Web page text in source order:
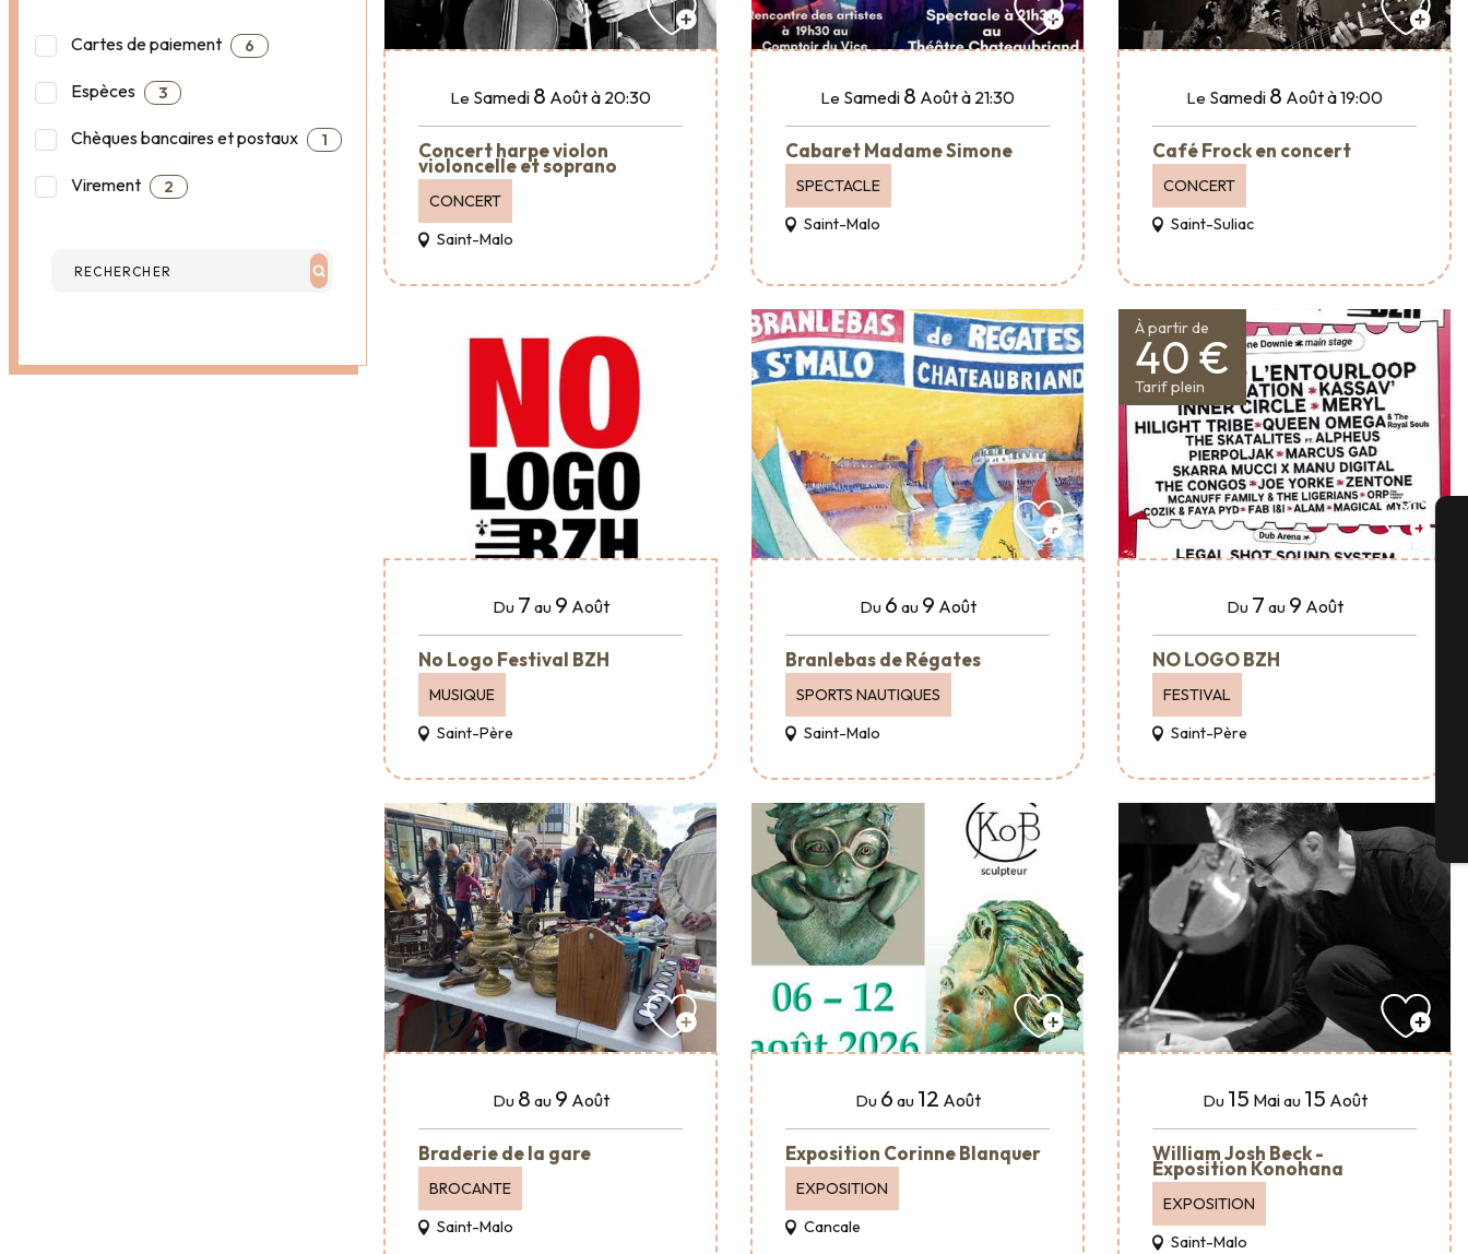
Cartes de paiement 6
Espèces 3
Chèques bancaires et postaux 1
Virement 2
Le Samedi 8 Aoûtà 20:30
Concert harpe violon
violoncelle et soprano
CONCERT
Saint-Malo
Le Samedi 8 Aoûtà 21:30
Cabaret Madame Simone
SPECTACLE
Saint-Malo
Le Samedi 8 Aoûtà 19:00
Café Frock en concert
CONCERT
Saint-Suliac
Du 7 au 9 Août
No Logo Festival BZH
MUSIQUE
Saint-Père
Du 6 au 9 Août
Branlebas de Régates
SPORTS NAUTIQUES
Saint-Malo
À partir de
40 €
Tarif plein
Du 7 au 9 Août
NO LOGO BZH
FESTIVAL
Saint-Père
Du 8 au 9 Août
Braderie de la gare
BROCANTE
Saint-Malo
Du 6 au 12 Août
Exposition Corinne Blanquer
EXPOSITION
Cancale
Du 15 Maiau 15 Août
William Josh Beck -
Exposition Konohana
EXPOSITION
Saint-Malo